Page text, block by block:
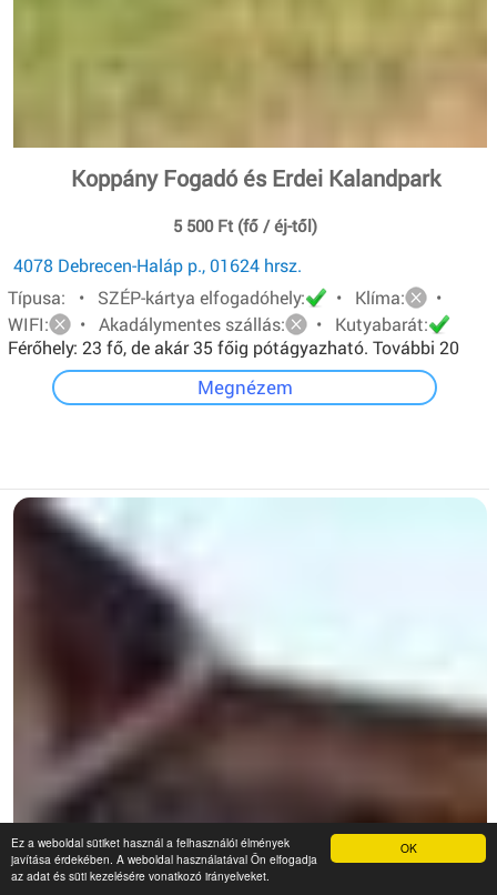
OK
Ez a weboldal sütiket használ a felhasználói élmények
javítása érdekében. A weboldal használatával Ön elfogadja
az adat és süti kezelésére vonatkozó irányelveket.
Koppány Fogadó és Erdei Kalandpark
5 500 Ft (fő / éj-től)
4078 Debrecen-Haláp p., 01624 hrsz.
Típusa: • SZÉP-kártya elfogadóhely:
• Klíma:
•
WIFI:
• Akadálymentes szállás:
• Kutyabarát:
Férőhely: 23 fő, de akár 35 főig pótágyazható. További 20
főt pedig sátorban tudunk elhelyezni.
Megnézem